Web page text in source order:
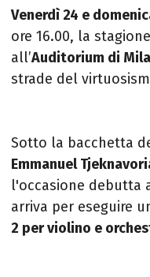
Venerdì 24 e
ore 16.00, la
all’Auditorium di
strade del
Sotto la bacchetta
Emmanuel
l'occasione debutta
arriva per eseguire
2 per violino e